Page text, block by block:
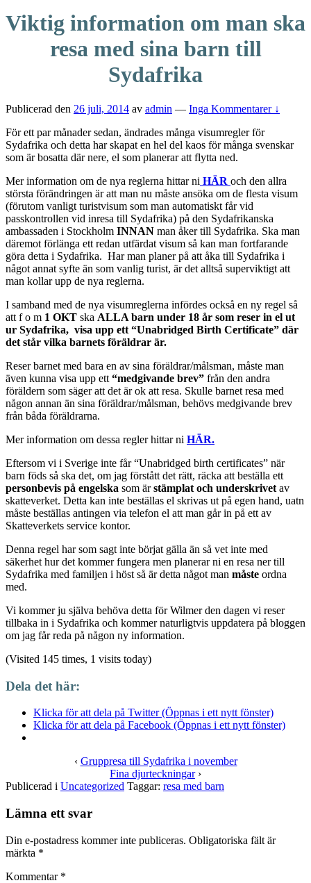
Viktig information om man ska
resa med sina barn till
Sydafrika
Publicerad den 26 juli, 2014 av admin — Inga Kommentarer ↓
För ett par månader sedan, ändrades många visumregler för
Sydafrika och detta har skapat en hel del kaos för många svenskar
som är bosatta där nere, el som planerar att flytta ned.
Mer information om de nya reglerna hittar ni HÄR och den allra
största förändringen är att man nu måste ansöka om de flesta visum
(förutom vanligt turistvisum som man automatiskt får vid
passkontrollen vid inresa till Sydafrika) på den Sydafrikanska
ambassaden i Stockholm INNAN man åker till Sydafrika. Ska man
däremot förlänga ett redan utfärdat visum så kan man fortfarande
göra detta i Sydafrika. Har man planer på att åka till Sydafrika i
något annat syfte än som vanlig turist, är det alltså superviktigt att
man kollar upp de nya reglerna.
I samband med de nya visumreglerna infördes också en ny regel så
att f o m 1 OKT ska ALLA barn under 18 år som reser in el ut
ur Sydafrika, visa upp ett “Unabridged Birth Certificate” där
det står vilka barnets föräldrar är.
Reser barnet med bara en av sina föräldrar/målsman, måste man
även kunna visa upp ett “medgivande brev” från den andra
föräldern som säger att det är ok att resa. Skulle barnet resa med
någon annan än sina föräldrar/målsman, behövs medgivande brev
från båda föräldrarna.
Mer information om dessa regler hittar ni HÄR.
Eftersom vi i Sverige inte får “Unabridged birth certificates” när
barn föds så ska det, om jag förstått det rätt, räcka att beställa ett
personbevis på engelska som ärstämplat och underskrivet av
skatteverket. Detta kan inte beställas el skrivas ut på egen hand, uatn
måste beställas antingen via telefon el att man går in på ett av
Skatteverkets service kontor.
Denna regel har som sagt inte börjat gälla än så vet inte med
säkerhet hur det kommer fungera men planerar ni en resa ner till
Sydafrika med familjen i höst så är detta något man måste ordna
med.
Vi kommer ju själva behöva detta för Wilmer den dagen vi reser
tillbaka in i Sydafrika och kommer naturligtvis uppdatera på bloggen
om jag får reda på någon ny information.
(Visited 145 times, 1 visits today)
Dela det här:
Klicka för att dela på Twitter (Öppnas i ett nytt fönster)
Klicka för att dela på Facebook (Öppnas i ett nytt fönster)
‹ Gruppresa till Sydafrika i november
Fina djurteckningar›
Publicerad i Uncategorized Taggar: resa med barn
Lämna ett svar
Din e-postadress kommer inte publiceras. Obligatoriska fält är
märkta *
Kommentar *